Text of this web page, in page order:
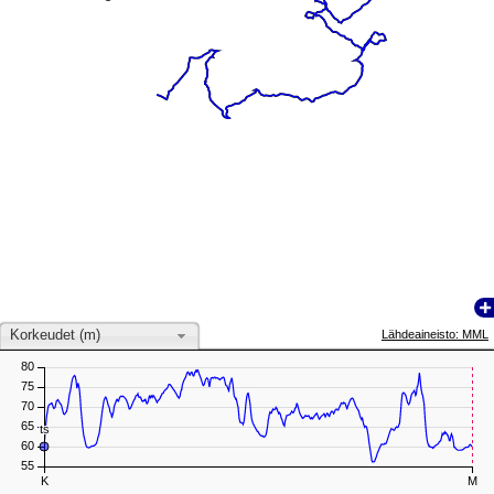
Lähdeaineisto: MML
Korkeudet (m)
K M
55
60
65
70
75
80
ts
ts